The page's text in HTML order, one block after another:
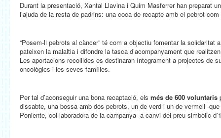
Durant la presentació, Xantal Llavina i Quim Masferrer han preparat
l’ajuda de la resta de padrins: una coca de recapte amb el pebrot
“Posem-li pebrots al càncer” té com a objectiu fomentar la solidaritat
pateixen la malaltia i difondre la tasca d’acompanyament que
Les aportacions recollides es destinaran íntegrament a projectes de
oncològics i les seves famílies.
Per tal d’aconseguir una bona recaptació, els més de 600 voluntaris
dissabte, una bossa amb dos pebrots, un de verd i un de vermell -
Poniente, col·laboradora de la campanya- a canvi del preu simbòlic